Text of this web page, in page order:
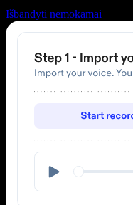
Išbandyti nemokamai